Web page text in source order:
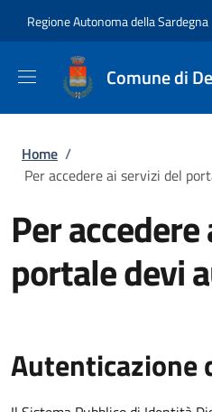
Regione Autonoma della Sardegna
Comune di
Briciole di pane
Home /
Per accedere ai servizi del
Per
portale devi
Autenticazione